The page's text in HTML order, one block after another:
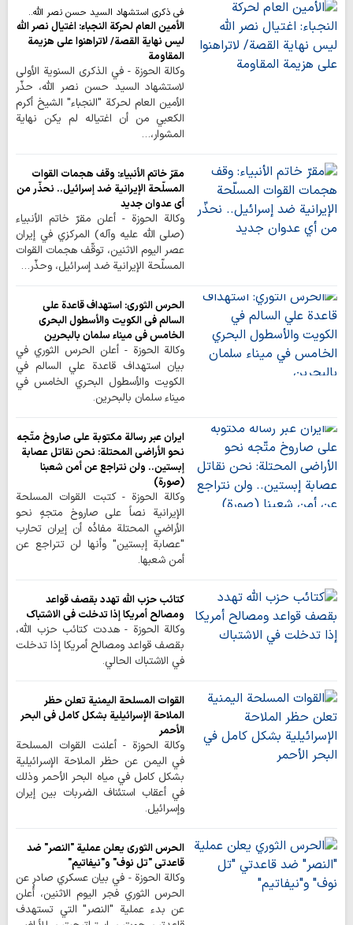
في ذكرى استشهاد السيد حسن نصر الله..
الأمين العام لحركة النجباء: اغتيال نصر الله
ليس نهاية القصة/ لاتراهنوا على هزيمة
المقاومة
وكالة الحوزة - في الذكرى السنوية الأولى
لاستشهاد السيد حسن نصر الله، حذّر
الأمين العام لحركة "النجباء" الشيخ أكرم
الكعبي من أن اغتياله لم يكن نهاية
المشوار،…
مقرّ خاتم الأنبياء: وقف هجمات القوات
المسلّحة الإيرانية ضد إسرائيل.. نحذّر من
أي عدوان جديد
وكالة الحوزة - أعلن مقرّ خاتم الأنبياء
(صلى الله عليه وآله) المركزي في إيران
عصر اليوم الاثنين، توقّف هجمات القوات
المسلّحة الإيرانية ضد إسرائيل، وحذّر…
الحرس الثوري: استهداف قاعدة علي
السالم في الكويت والأسطول البحري
الخامس في ميناء سلمان بالبحرين
وكالة الحوزة - أعلن الحرس الثوري في
بيان استهداف قاعدة علي السالم في
الكويت والأسطول البحري الخامس في
ميناء سلمان بالبحرين.
ایران عبر رسالة مکتوبة على صاروخ متّجه
نحو الأراضی المحتلة: نحن نقاتل عصابة
إبستين.. ولن نتراجع عن أمن شعبنا
(صورة)
وكالة الحوزة - كتبت القوات المسلحة
الإيرانية نصاً على صاروخ متجهٍ نحو
الأراضي المحتلة مفادُه أن إيران تحارب
"عصابة إبستين" وأنها لن تتراجع عن
أمن شعبها.
كتائب حزب الله تهدد بقصف قواعد
ومصالح أمريكا إذا تدخلت في الاشتباك
وكالة الحوزة - هددت كتائب حزب الله،
بقصف قواعد ومصالح أمريكا إذا تدخلت
في الاشتباك الحالي.
القوات المسلحة اليمنية تعلن حظر
الملاحة الإسرائيلية بشكل كامل في البحر
الأحمر
وكالة الحوزة - أعلنت القوات المسلحة
في اليمن عن حظر الملاحة الإسرائيلية
بشكل كامل في مياه البحر الأحمر وذلك
في أعقاب استئناف الضربات بين إيران
وإسرائيل.
الحرس الثوري يعلن عملية "النصر" ضد
قاعدتي "تل نوف" و"نيفاتيم"
وكالة الحوزة - في بيان عسكري صادر عن
الحرس الثوري فجر اليوم الاثنين، أُعلن
عن بدء عملية "النصر" التي تستهدف